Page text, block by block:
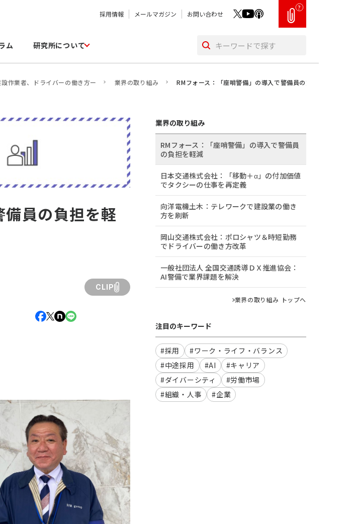
採用情報 メールマガジン お問い合わせ
?
ム 研究所について
作業者、ドライバーの働き方ー 業界の取り組み RMフォース：「座哨警備」の導入で警備員の負担を軽減
員の負担を軽
CLIP
業界の取り組み
RMフォース：「座哨警備」の導入で警備員
の負担を軽減
日本交通株式会社：「移動＋α」の付加価値
でタクシーの仕事を再定義
向洋電機土木：テレワークで建設業の働き
方を刷新
岡山交通株式会社：ポロシャツ＆時短勤務
でドライバーの働き方改革
一般社団法人 全国交通誘導ＤＸ推進協会：
AI警備で業界課題を解決
業界の取り組み トップへ
注目のキーワード
#採用
#ワーク・ライフ・バランス
#中途採用
#AI
#キャリア
#ダイバーシティ
#労働市場
#組織・人事
#企業